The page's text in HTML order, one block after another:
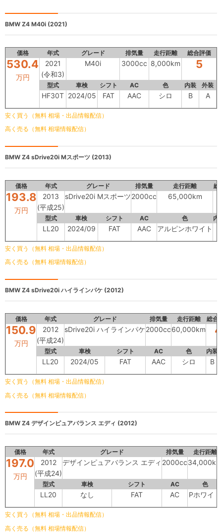
BMW Z4 M40i (2021)
価格 年式 グレード 排気量 走行距離 総合評価
530.4
万円
2021
(令和3)
M40i 3000cc 8,000km 5
型式 車検 シフト AC 色 内装 外装
HF30T 2024/05 FAT AAC シロ B A
安く買う（無料 相場・出品情報配信）
高く売る（無料 相場情報配信）
BMW Z4 sDrive20i Mスポーツ (2013)
価格 年式 グレード 排気量 走行距離 総
193.8
万円
2013
(平成25)
sDrive20i Mスポーツ2000cc 65,000km
型式 車検 シフト AC 色 内
LL20 2024/09 FAT AAC アルピンホワイト
安く買う（無料 相場・出品情報配信）
高く売る（無料 相場情報配信）
BMW Z4 sDrive20i ハイラインパケ (2012)
価格 年式 グレード 排気量 走行距離 総合
150.9
万円
2012
(平成24)
sDrive20i ハイラインパケ2000cc60,000km 4
型式 車検 シフト AC 色 内装
LL20 2024/05 FAT AAC シロ B
安く買う（無料 相場・出品情報配信）
高く売る（無料 相場情報配信）
BMW Z4 デザインピュアバランス エディ (2012)
価格 年式 グレード 排気量 走行距離
197.0
万円
2012
(平成24)
デザインピュアバランス エディ 2000cc34,000km
型式 車検 シフト AC 色
LL20 なし FAT AC Pホワイト
安く買う（無料 相場・出品情報配信）
高く売る（無料 相場情報配信）